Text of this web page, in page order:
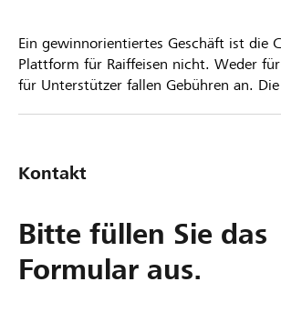
Ein gewinnorientiertes Geschäft ist die
Plattform für Raiffeisen nicht. Weder
für Unterstützer fallen Gebühren an.
Kontakt
Bitte füllen Sie das
Formular aus.